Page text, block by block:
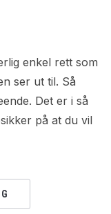
enkel rett som
ser ut til. Så
Det er i så
på at du vil